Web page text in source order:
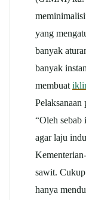
yang
banyak
banyak
membuat
“Oleh sebab
agar laju
sawit.
hanya